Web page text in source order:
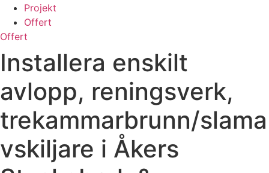
Projekt
Offert
Offert
Installera enskilt
avlopp, reningsverk,
trekammarbrunn/slama
vskiljare i Åkers